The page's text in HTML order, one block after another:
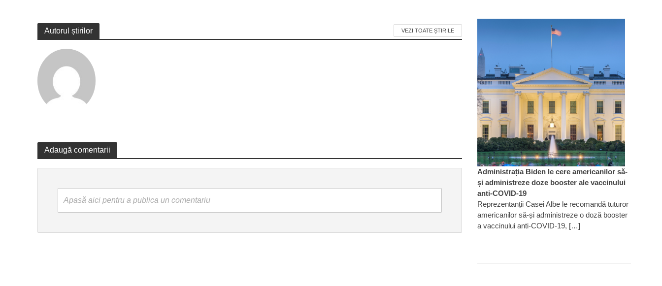
Autorul știrilor VEZI TOATE ȘTIRILE
Adaugă comentarii
Apasă aici pentru a publica un comentariu
Administrația Biden le cere americanilor să-
și administreze doze booster ale vaccinului
anti-COVID-19
Reprezentanții Casei Albe le recomandă tuturor
americanilor să-și administreze o doză booster
a vaccinului anti-COVID-19, […]